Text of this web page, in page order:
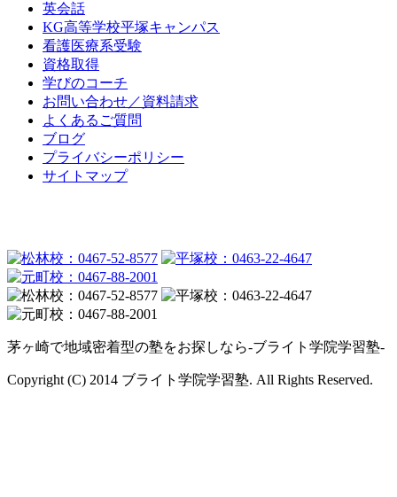
英会話
KG高等学校平塚キャンパス
看護医療系受験
資格取得
学びのコーチ
お問い合わせ／資料請求
よくあるご質問
ブログ
プライバシーポリシー
サイトマップ
茅ヶ崎で地域密着型の塾をお探しなら-ブライト学院学習塾-
Copyright (C) 2014 ブライト学院学習塾. All Rights Reserved.